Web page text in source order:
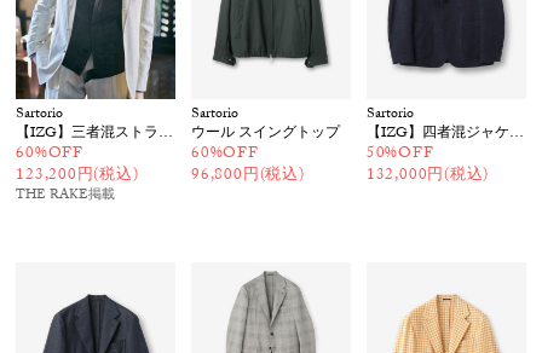
Sartorio
【IZG】三者混ストライプスーツ
60%OFF
123,200円(税込)
THE RAKE掲載
Sartorio
ウール スイングトップ
60%OFF
96,800円(税込)
Sartorio
【IZG】四者混ジャケット
50%OFF
132,000円(税込)